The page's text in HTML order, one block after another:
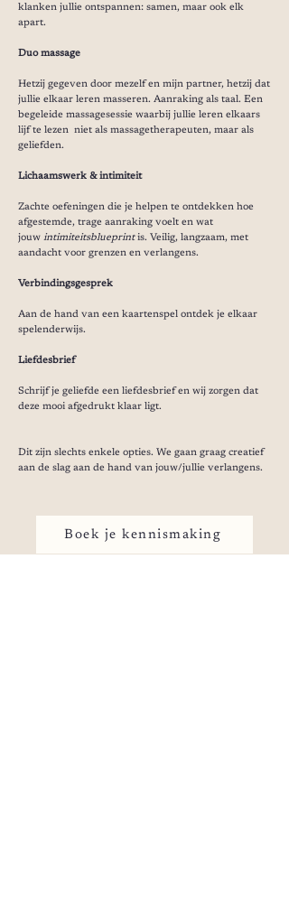
klanken jullie ontspannen: samen, maar ook elk
apart.
Duo massage
Hetzij gegeven door mezelf en mijn partner, hetzij dat
jullie elkaar leren masseren. Aanraking als taal. Een
begeleide massagesessie waarbij jullie leren elkaars
lijf te lezen niet als massagetherapeuten, maar als
geliefden.
Lichaamswerk & intimiteit
Zachte oefeningen die je helpen te ontdekken hoe
afgestemde, trage aanraking voelt en wat
jouw intimiteitsblueprintis. Veilig, langzaam, met
aandacht voor grenzen en verlangens.
Verbindingsgesprek
Aan de hand van een kaartenspel ontdek je elkaar
spelenderwijs.
Liefdesbrief
Schrijf je geliefde een liefdesbrief en wij zorgen dat
deze mooi afgedrukt klaar ligt.
Dit zijn slechts enkele opties. We gaan graag creatief
aan de slag aan de hand van jouw/jullie verlangens.
Boek je kennismaking